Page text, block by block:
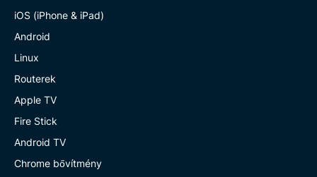
iOS (iPhone & iPad)
Android
Linux
Routerek
Apple TV
Fire Stick
Android TV
Chrome bővítmény